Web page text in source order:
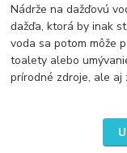
Nádrže na dažďovú
dažďa, ktorá by inak
voda sa potom môže
toalety alebo
prírodné zdroje, ale aj